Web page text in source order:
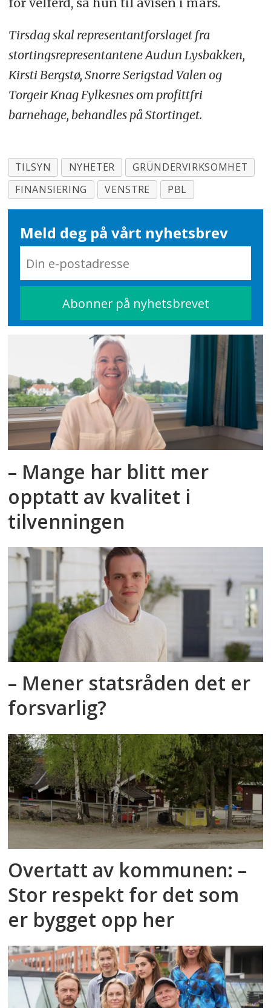
Tirsdag skal representantforslaget fra
stortingsrepresentantene Audun Lysbakken,
Kirsti Bergstø, Snorre Serigstad Valen og
Torgeir Knag Fylkesnesom profittfri
barnehage, behandles på Stortinget.
TILSYN NYHETER
GRÜNDERVIRKSOMHET
FINANSIERING
VENSTRE PBL
Meld deg på vårt nyhetsbrev
– Mange har blitt mer
opptatt av kvalitet i
tilvenningen
– Mener statsråden det er
forsvarlig?
Overtatt av kommunen: –
Stor respekt for det som
er bygget opp her